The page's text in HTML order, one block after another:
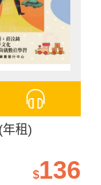
租)
$136